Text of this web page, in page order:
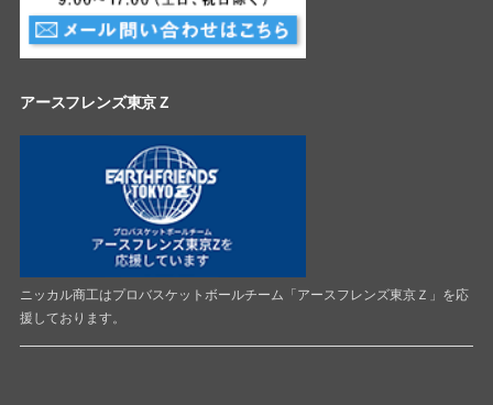
アースフレンズ東京Ｚ
ニッカル商工はプロバスケットボールチーム「アースフレンズ東京Ｚ」を応
援しております。